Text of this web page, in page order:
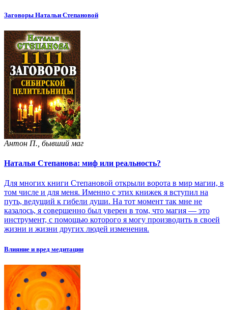
Заговоры Натальи Степановой
Антон П., бывший маг
Наталья Степанова: миф или реальность?
Для многих книги Степановой открыли ворота в мир магии, в
том числе и для меня. Именно с этих книжек я вступил на
путь, ведущий к гибели души. На тот момент так мне не
казалось, я совершенно был уверен в том, что магия — это
инструмент, с помощью которого я могу производить в своей
жизни и жизни других людей изменения.
Влияние и вред медитации